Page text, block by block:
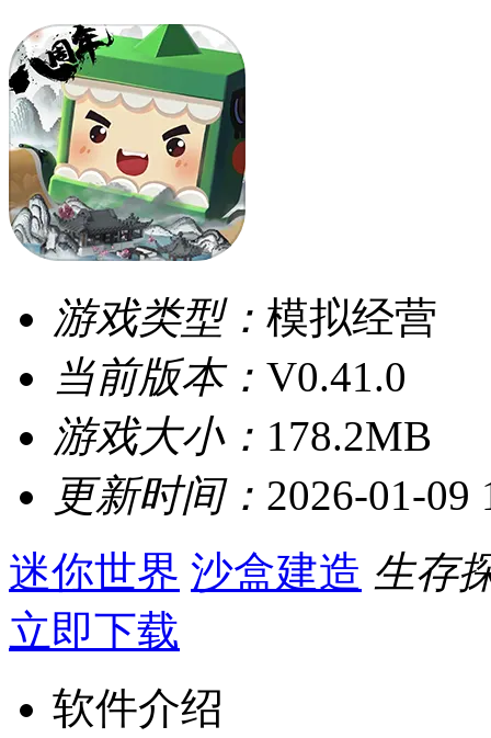
游戏类型： 模拟经营
当前版本： V0.41.0
游戏大小： 178.2MB
更新时间： 2026-01-09
迷你世界 沙盒建造 生存
立即下载
软件介绍